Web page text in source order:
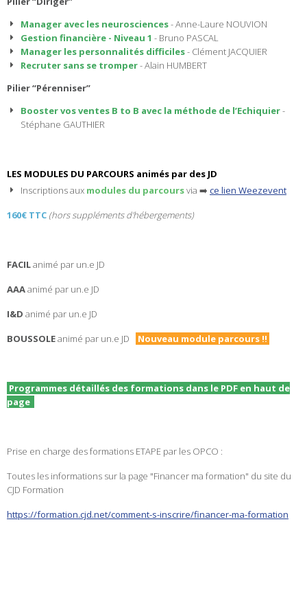
Manager avec les neurosciences- Anne-Laure NOUVION
Gestion financière - Niveau 1 - Bruno PASCAL
Manager les personnalités difficiles- Clément JACQUIER
Recruter sans se tromper- Alain HUMBERT
Pilier “Pérenniser”
Booster vos ventes B to B avec la méthode de l’Echiquier-
Stéphane GAUTHIER
LES MODULES DU PARCOURS animés par des JD
Inscriptions aux modules du parcoursvia ➡️ ce lien Weezevent
160€ TTC (hors suppléments d'hébergements)
FACILanimé par un.e JD
AAAanimé par un.e JD
I&D animé par un.e JD
BOUSSOLEanimé par un.e JD Nouveau module parcours !!
Programmes détaillés des formations dans le PDF en haut de
page
Prise en charge des formations ETAPE par les OPCO :
Toutes les informations sur la page "Financer ma formation" du site du
CJD Formation
https://formation.cjd.net/comment-s-inscrire/financer-ma-formation